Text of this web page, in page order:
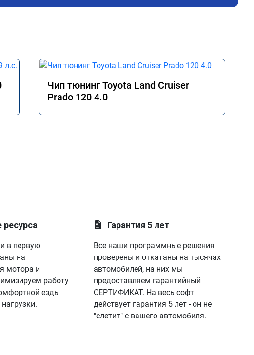
Чип тюнинг Toyota Land Cruiser
Prado 120 4.0
ресурса
в первую
на
мотора и
работу
езды
Гарантия 5 лет
Все наши программные решения
проверены и откатаны на тысячах
автомобилей, на них мы
предоставляем гарантийный
СЕРТИФИКАТ. На весь софт
действует гарантия 5 лет - он не
"слетит" с вашего автомобиля.